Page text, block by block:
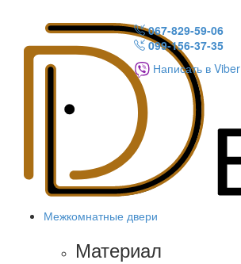
067-829-59-06
099-156-37-35
Написать в Viber
Межкомнатные двери
Материал